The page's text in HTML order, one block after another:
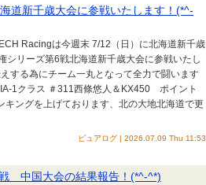
道新千歳大会に参戦いたします！(*^-
Racingは今週末 7/12（日）に北海道新千歳
シリーズ第6戦北海道新千歳大会に参戦いたし
する為にチーム一丸となって全力で闘います
1クラス ＃311西條悠人＆KX450 ポイント
ングを上げております、北の大地北海道で更
ピュアログ | 2026.07.09 Thu 11:53
中国大会の結果報告！(*^-^*)